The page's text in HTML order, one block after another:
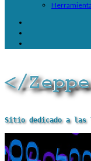
Sitio dedicado a las